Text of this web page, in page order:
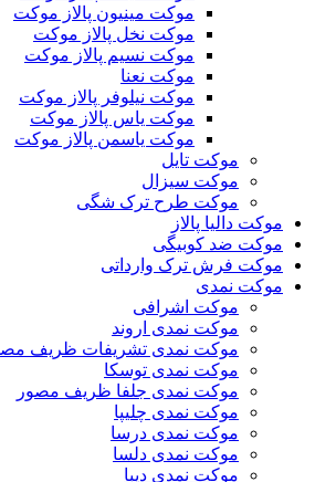
موکت مینیون پالاز موکت
موکت نخل پالاز موکت
موکت نسیم پالاز موکت
موکت نعنا
موکت نیلوفر پالاز موکت
موکت یاس پالاز موکت
موکت یاسمن پالاز موکت
موکت تایل
موکت سیزال
موکت طرح ترک شگی
موکت دالیا پالاز
موکت ضد کوبیگی
موکت فرش ترک وارداتی
موکت نمدی
موکت اشرافی
موکت نمدی اروند
موکت نمدی تشریفات ظریف
موکت نمدی توسکا
موکت نمدی جلفا ظریف مصور
موکت نمدی چلیپا
موکت نمدی درسا
موکت نمدی دلسا
موکت نمدی دیبا